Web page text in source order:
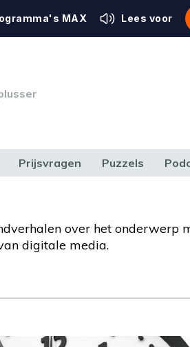
MAX Lees voor
Prijsvragen Puzzels
over het onderwerp
digitale media.